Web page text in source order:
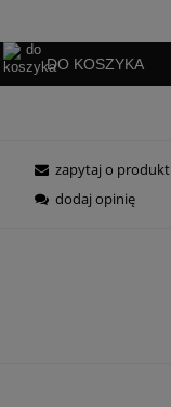
DO KOSZYKA
zapytaj o produkt
dodaj opinię